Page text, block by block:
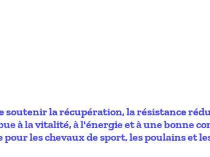
soutenir la récupération, la résistance
à la vitalité, à l'énergie et à une bonne
les chevaux de sport, les poulains et